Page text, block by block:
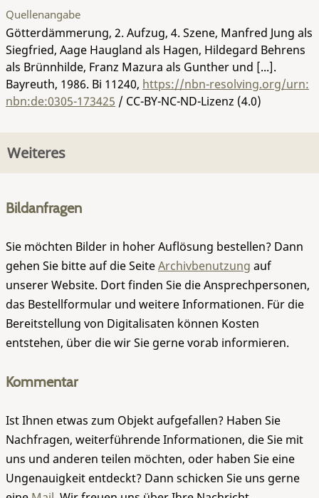
Quellenangabe
Götterdämmerung, 2. Aufzug, 4. Szene, Manfred Jung als
Siegfried, Aage Haugland als Hagen, Hildegard Behrens
als Brünnhilde, Franz Mazura als Gunther und [...].
Bayreuth, 1986. Bi 11240, https://nbn-resolving.org/urn:
nbn:de:0305-173425 / CC-BY-NC-ND-Lizenz (4.0)
Weiteres
Bildanfragen
Sie möchten Bilder in hoher Auflösung bestellen? Dann
gehen Sie bitte auf die SeiteArchivbenutzung auf
unserer Website. Dort finden Sie die Ansprechpersonen,
das Bestellformular und weitere Informationen. Für die
Bereitstellung von Digitalisaten können Kosten
entstehen, über die wir Sie gerne vorab informieren.
Kommentar
Ist Ihnen etwas zum Objekt aufgefallen? Haben Sie
Nachfragen, weiterführende Informationen, die Sie mit
uns und anderen teilen möchten, oder haben Sie eine
Ungenauigkeit entdeckt? Dann schicken Sie uns gerne